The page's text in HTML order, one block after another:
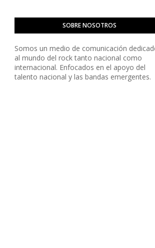
SOBRE NOSOTROS
Somos un medio de comunicación
al mundo del rock tanto nacional como
internacional. Enfocados en el apoyo del
talento nacional y las bandas emergentes.